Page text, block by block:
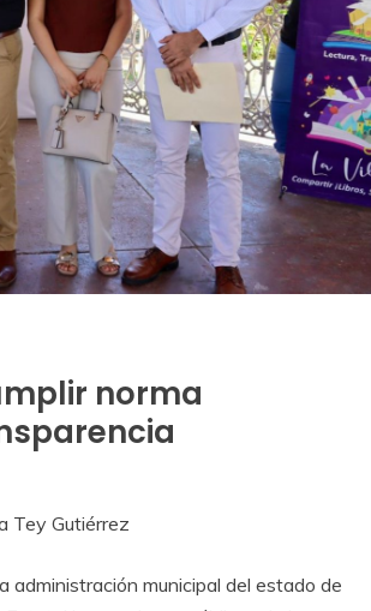
norma
Tey Gutiérrez
administración municipal del estado de